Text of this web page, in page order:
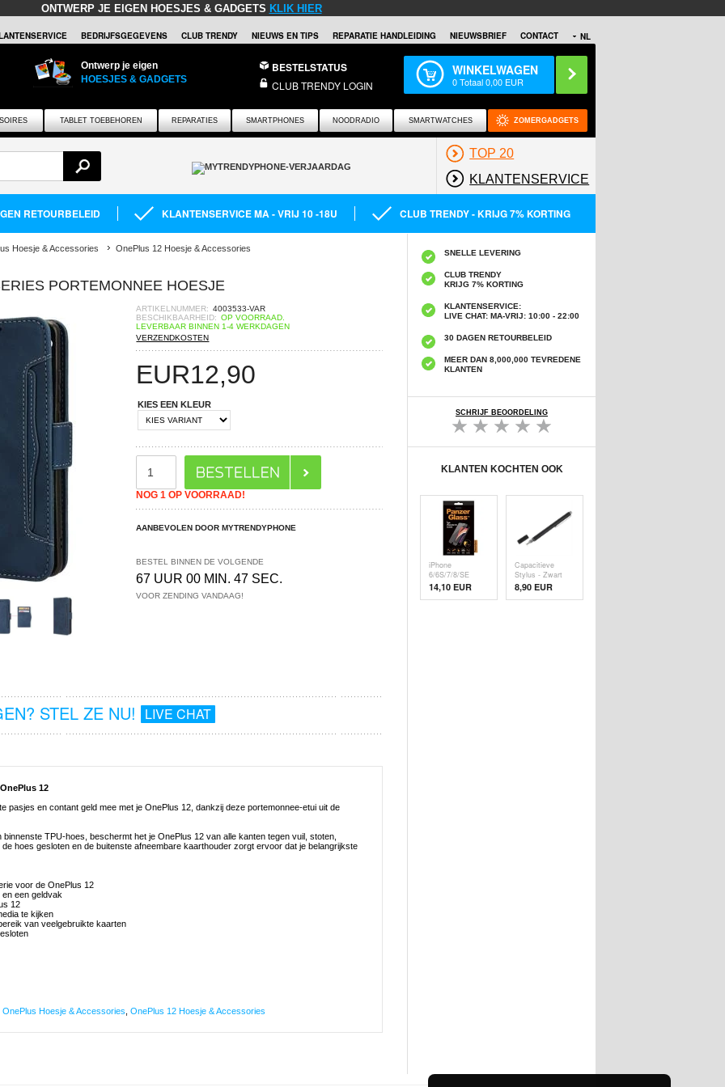
ONTWERP JE EIGEN HOESJES & GADGETS KLIK HIER
NL
BEDRIJFSGEGEVENS CLUB TRENDY NIEUWS EN TIPS REPARATIE HANDLEIDING NIEUWSBRIEF CONTACT
Ontwerp je eigen
HOESJES & GADGETS
BESTELSTATUS
CLUB TRENDY LOGIN
WINKELWAGEN
0Totaal0,00 EUR
TABLET TOEBEHOREN REPARATIES SMARTPHONES NOODRADIO SMARTWATCHES ZOMERGADGETS
TOP 20
KLANTENSERVICE
RETOURBELEID KLANTENSERVICE MA - VRIJ 10 -18U CLUB TRENDY - KRIJG 7% KORTING
Hoesje & Accessories OnePlus 12 Hoesje & Accessories
PORTEMONNEE HOESJE
ARTIKELNUMMER: 4003533-VAR
BESCHIKBAARHEID: OP VOORRAAD.
LEVERBAAR BINNEN 1-4 WERKDAGEN
VERZENDKOSTEN
EUR12,90
KIES EEN KLEUR
NOG 1 OP VOORRAAD!
AANBEVOLEN DOOR MYTRENDYPHONE
BESTEL BINNEN DE VOLGENDE
67 UUR 00 MIN. 46 SEC.
VOOR ZENDING VANDAAG!
STEL ZE NU! LIVE CHAT
12
pasjes en contant geld mee met je OnePlus 12, dankzij deze portemonnee-etui uit de
TPU-hoes, beschermt het je OnePlus 12 van alle kanten tegen vuil, stoten,
hoes gesloten en de buitenste afneembare kaarthouder zorgt ervoor dat je belangrijkste
voor de OnePlus 12
een geldvak
12
te kijken
van veelgebruikte kaarten
OnePlus Hoesje & Accessories OnePlus 12 Hoesje & Accessories
SNELLE LEVERING
CLUB TRENDY
KRIJG 7% KORTING
KLANTENSERVICE:
LIVE CHAT: MA-VRIJ: 10:00 - 22:00
30 DAGEN RETOURBELEID
MEER DAN 8,000,000 TEVREDENE
KLANTEN
SCHRIJF BEOORDELING
KLANTEN KOCHTEN OOK
iPhone
6/6S/7/8/SE
(2020)/SE (
14,10 EUR
Capacitieve
Stylus - Zwart
8,90 EUR